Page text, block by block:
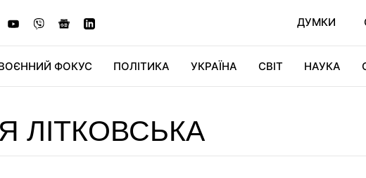
ДУМКИ
ФОКУС ПОЛІТИКА УКРАЇНА СВІТ НАУКА
ЛІТКОВСЬКА